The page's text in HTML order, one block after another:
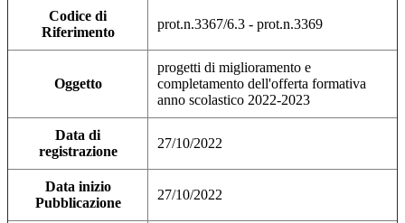
Codice di
Riferimento
prot.n.3367/6.3 - prot.n.3369
Oggetto
progetti di miglioramento e
completamento dell'offerta formativa
anno scolastico 2022-2023
Data di
registrazione
27/10/2022
Data inizio
Pubblicazione
27/10/2022